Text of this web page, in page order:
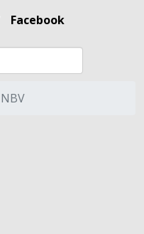
Facebook
NBV